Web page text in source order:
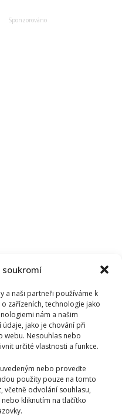
soukromí
a naši partneři používáme k
zařízeních, technologie jako
nám a našim
jako je chování při
webu. Nesouhlas nebo
určité vlastnosti a funkce.
nebo proveďte
použity pouze na tomto
včetně odvolání souhlasu,
kliknutím na tlačítko